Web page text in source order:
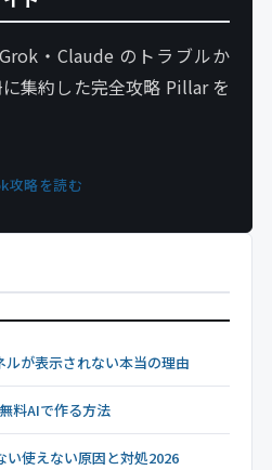
・Claude のトラブルか
集約した完全攻略 Pillar を
攻略を読む
が表示されない本当の理由
料AIで作る方法
使えない原因と対処2026